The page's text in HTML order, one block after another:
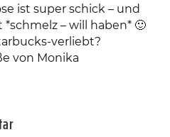
ist super schick – und
– will haben* 🙂
verliebt?
von Monika